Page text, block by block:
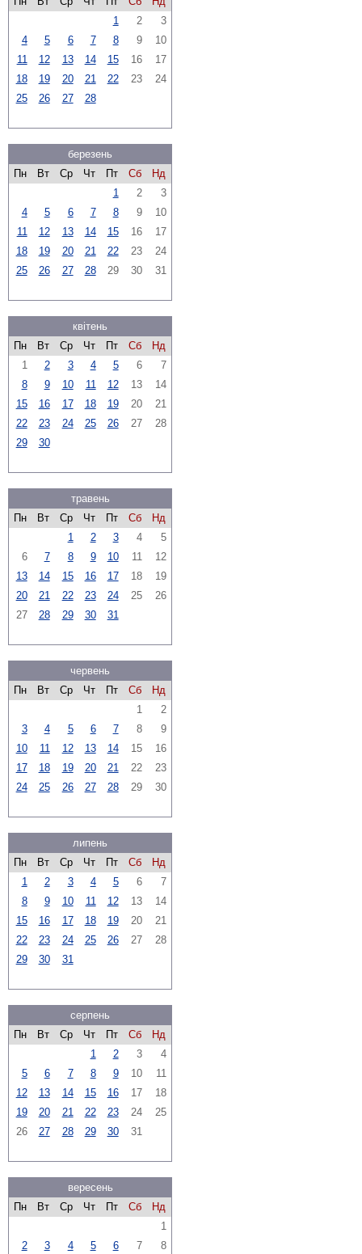
1
2
3
4
5 6 7 8 9
10
11
12 13 14 15 16
17
18
19 20 21 22 23
24
25
26 27 28
березень
Пн
Вт Ср Чт Пт Сб
Нд
1
2
3
4
5 6 7 8 9
10
11
12 13 14 15 16
17
18
19 20 21 22 23
24
25
26 27 28 29 30 31
квітень
Пн
Вт Ср Чт Пт Сб
Нд
1
2 3 4 5 6
7
8
9 10 11 12 13
14
15
16 17 18 19 20
21
22
23 24 25 26 27
28
29
30
травень
Пн
Вт Ср Чт Пт Сб
Нд
1
2 3 4
5
6
7 8 9 10 11
12
13
14 15 16 17 18
19
20
21 22 23 24 25
26
27
28 29 30 31
червень
Пн
Вт Ср Чт Пт Сб
Нд
1
2
3
4 5 6 7 8
9
10
11 12 13 14 15
16
17
18 19 20 21 22
23
24
25 26 27 28 29 30
липень
Пн
Вт Ср Чт Пт Сб
Нд
1
2 3 4 5 6
7
8
9 10 11 12 13
14
15
16 17 18 19 20
21
22
23 24 25 26 27
28
29
30 31
серпень
Пн
Вт Ср Чт Пт Сб
Нд
1
2 3
4
5
6 7 8 9 10
11
12
13 14 15 16 17
18
19
20 21 22 23 24
25
26
27 28 29 30 31
вересень
Пн
Вт Ср Чт Пт Сб
Нд
1
2
3 4 5 6 7 8